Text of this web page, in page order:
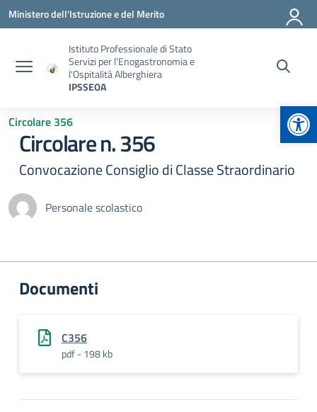
Vai ai contenuti
Vai al menu di navigazione
Vai al footer
Ministero dell'Istruzione e del Merito
Istituto Professionale di Stato
Servizi per l'Enogastronomia e
l'Ospitalità Alberghiera
IPSSEOA
Circolare 356
Circolare n. 356
Convocazione Consiglio di Classe Straordinario
Personale scolastico
Documenti
C356
pdf - 198 kb